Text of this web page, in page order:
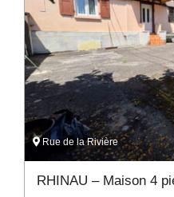
Rue de la Rivière
RHINAU – Maison 4